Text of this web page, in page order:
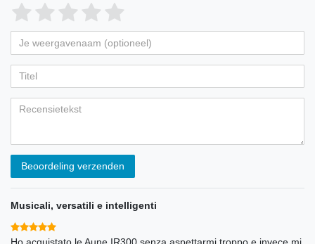
Beoordeling verzenden
Musicali, versatili e intelligenti